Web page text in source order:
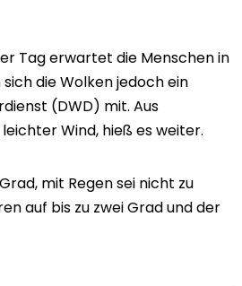
Tag erwartet die Menschen in
die Wolken jedoch ein
(DWD) mit. Aus
Wind, hieß es weiter.
mit Regen sei nicht zu
auf bis zu zwei Grad und der